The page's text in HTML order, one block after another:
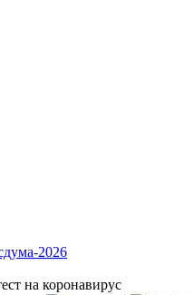
2026
на коронавирус